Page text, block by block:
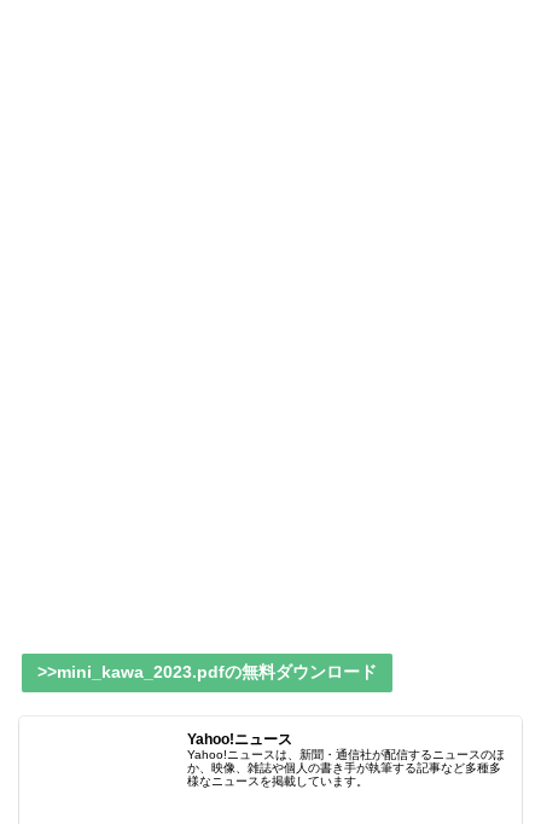
>>mini_kawa_2023.pdfの無料ダウンロード
Yahoo!ニュース
Yahoo!ニュースは、新聞・通信社が配信するニュースのほ
か、映像、雑誌や個人の書き手が執筆する記事など多種多
様なニュースを掲載しています。